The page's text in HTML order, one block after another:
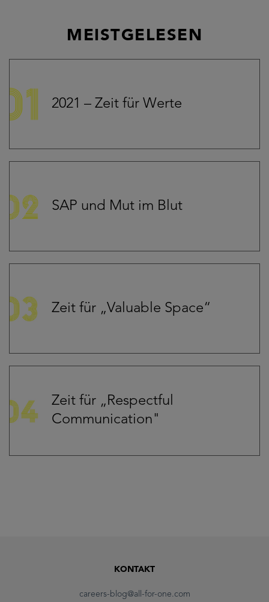
MEISTGELESEN
2021 – Zeit für Werte
SAP und Mut im Blut
Zeit für „Valuable Space“
Zeit für „Respectful
Communication"
KONTAKT
careers-blog@all-for-one.com